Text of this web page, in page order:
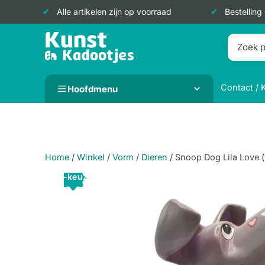
Alle artikelen zijn op voorraad
Doorgaan
Hoofdmenu Contact /
Home / Winkel / Vorm / Dieren / Snoop Dog Lila Love
B-keuze